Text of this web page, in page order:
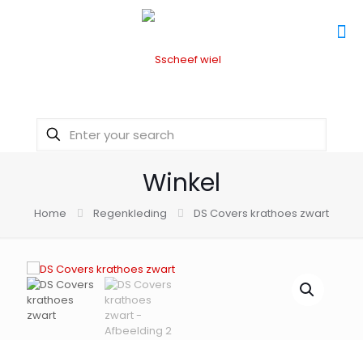
Winkel
Home Regenkleding DS Covers krathoes zwart